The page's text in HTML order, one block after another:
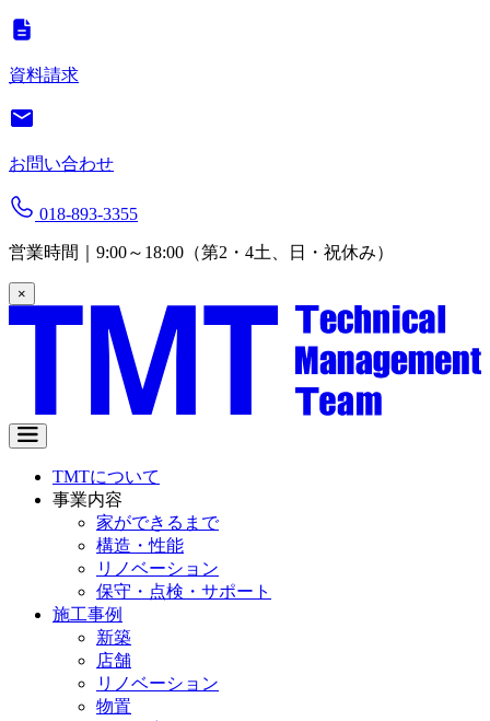
資料請求
お問い合わせ
018-893-3355
営業時間｜9:00～18:00（第2・4土、日・祝休み）
×
TMTについて
事業内容
家ができるまで
構造・性能
リノベーション
保守・点検・サポート
施工事例
新築
店舗
リノベーション
物置